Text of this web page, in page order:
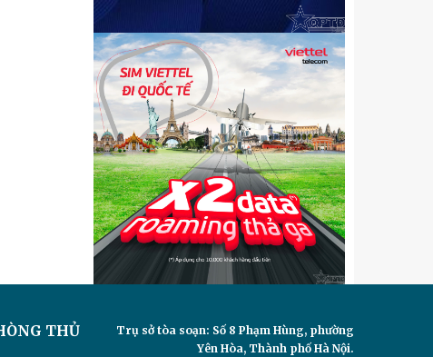
THỦ
Trụ sở tòa soạn: Số 8 Phạm Hùng, phường
Yên Hòa, Thành phố Hà Nội.